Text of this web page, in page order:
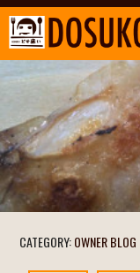
CATEGORY:OWNER BLOG